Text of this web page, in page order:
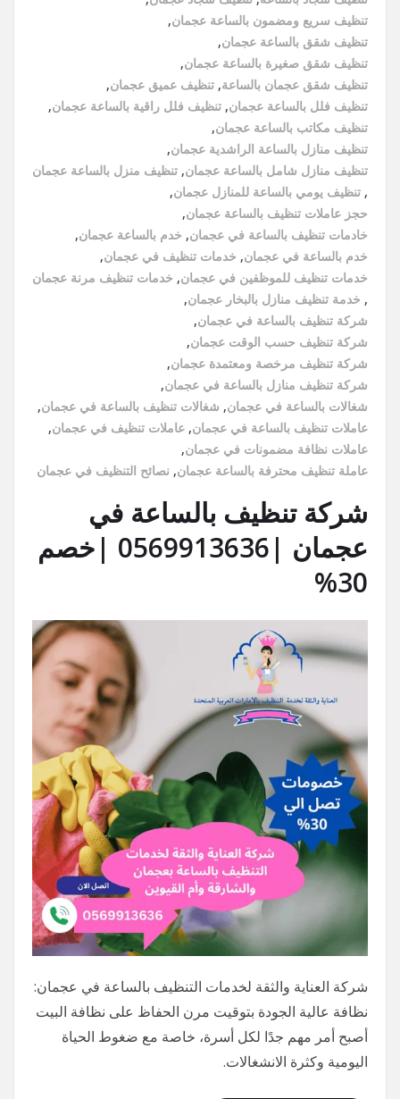
تنظيف سريع ومضمون بالساعة عجمان,
تنظيف شقق بالساعة عجمان,
تنظيف شقق صغيرة بالساعة عجمان,
تنظيف شقق عجمان بالساعة, تنظيف عميق عجمان,
تنظيف فلل بالساعة عجمان, تنظيف فلل راقية بالساعة عجمان,
تنظيف مكاتب بالساعة عجمان,
تنظيف منازل بالساعة الراشدية عجمان,
تنظيف منازل شامل بالساعة عجمان, تنظيف منزل بالساعة عجمان
, تنظيف يومي بالساعة للمنازل عجمان,
حجز عاملات تنظيف بالساعة عجمان,
خادمات تنظيف بالساعة في عجمان, خدم بالساعة عجمان,
خدم بالساعة في عجمان, خدمات تنظيف في عجمان,
خدمات تنظيف للموظفين في عجمان, خدمات تنظيف مرنة عجمان
, خدمة تنظيف منازل بالبخار عجمان,
شركة تنظيف بالساعة في عجمان,
شركة تنظيف حسب الوقت عجمان,
شركة تنظيف مرخصة ومعتمدة عجمان,
شركة تنظيف منازل بالساعة في عجمان,
شغالات بالساعة في عجمان, شغالات تنظيف بالساعة في عجمان,
عاملات تنظيف بالساعة في عجمان, عاملات تنظيف في عجمان,
عاملات نظافة مضمونات في عجمان,
عاملة تنظيف محترفة بالساعة عجمان, نصائح التنظيف في عجمان
شركة تنظيف بالساعة في
عجمان |0569913636 |خصم
30%
شركة العناية والثقة لخدمات التنظيف بالساعة في عجمان:
نظافة عالية الجودة بتوقيت مرن الحفاظ على نظافة البيت
أصبح أمر مهم جدًا لكل أسرة، خاصة مع ضغوط الحياة
اليومية وكثرة الانشغالات.